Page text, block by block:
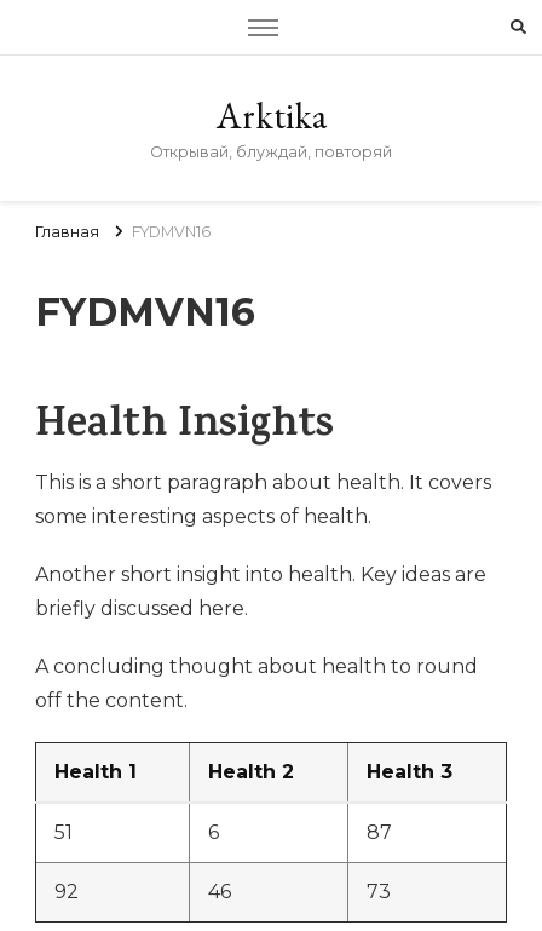
Arktika
Открывай, блуждай, повторяй
Главная FYDMVN16
FYDMVN16
Health Insights
This is a short paragraph about health. It covers
some interesting aspects of health.
Another short insight into health. Key ideas are
briefly discussed here.
A concluding thought about health to round
off the content.
Health 1 Health 2 Health 3
51 6 87
92 46 73